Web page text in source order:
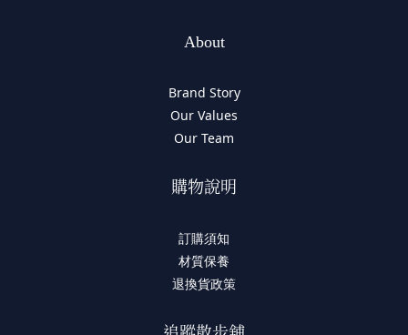
About
Brand Story
Our Values
Our Team
購物說明
訂購須知
材質保養
退換貨政策